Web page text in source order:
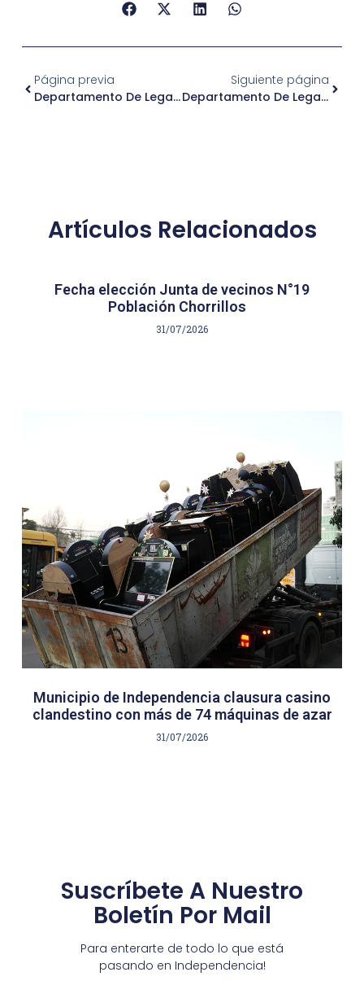
Página previa
Departamento De Legalizaciones – Elección De Dierctiva Organización Comunitaria
Siguiente página
Departamento De Legalizaciones – Club Católico Ríos
Artículos Relacionados
Fecha elección Junta de vecinos N°19
Población Chorrillos
31/07/2026
Municipio de Independencia clausura casino
clandestino con más de 74 máquinas de azar
31/07/2026
Suscríbete A Nuestro
Boletín Por Mail
Para enterarte de todo lo que está
pasando en Independencia!